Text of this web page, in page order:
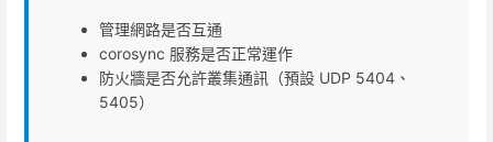
管理網路是否互通
corosync 服務是否正常運作
防火牆是否允許叢集通訊（預設 UDP 5404、
5405）